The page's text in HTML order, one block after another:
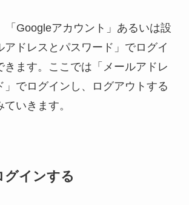
「Googleアカウント」あるいは設
アドレスとパスワード」でログイ
きます。ここでは「メールアドレ
」でログインし、ログアウトする
いきます。
インする